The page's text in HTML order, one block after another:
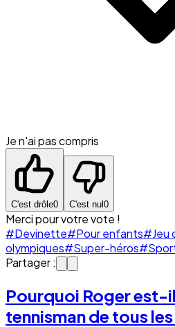
Je n'ai pas compris
C'est drôle0 C'est nul 0
Merci pour votre vote !
#Devinette#Pour enfants#Jeu
olympiques#Super-héros
Partager :
Pourquoi Roger est-
tennisman de tous